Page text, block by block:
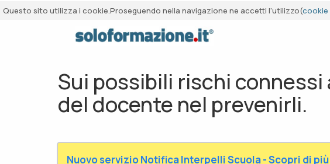
Questo sito utilizza i cookie.Proseguendo nella navigazione ne accetti l’utilizzo(cookie
Sui possibili rischi
del docente nel prevenirli.
Nuovo servizio Notifica Interpelli Scuola - Scopri di più